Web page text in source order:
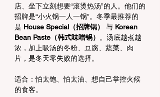
店、坐下立刻想要“滚烫热汤”的人。他们的
招牌是“小火锅一人一锅”。冬季最推荐的
是 House Special（招牌锅） 与 Korean
Bean Paste（韩式味噌锅）
。汤底越煮越
浓，加上吸汤的冬粉、豆腐、蔬菜、肉
片，是冬天零失败的选择。
适合：怕太饱、怕太油、想自己掌控火候
的食客。